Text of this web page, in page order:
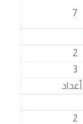
7
2
3
2